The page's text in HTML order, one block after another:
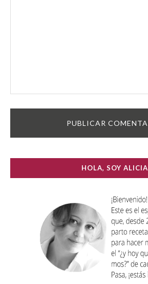
HOLA, SOY ALICIA